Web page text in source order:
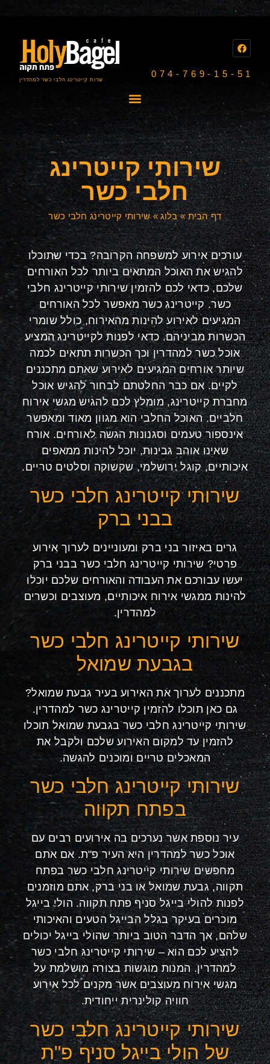
074-769-15-51
שרות קייטרינג חלבי כשר למהדרין
שירותי קייטרינג
חלבי כשר
דף הבית»בלוג»שירותי קייטרינג חלבי כשר
עורכים אירוע למשפחה הקרובה? בכדי שתוכלו
להגיש את האוכל המתאים ביותר לכל האורחים
שלכם, כדאי לכם להזמין שירותי קייטרינג חלבי
כשר. קייטרינג כשר מאפשר לכל האורחים
המגיעים לאירוע להינות מהאירוח, כולל שומרי
הכשרות מביניהם. כדאי לפנות לקייטרינג המציע
אוכל כשר למהדרין וכך הכשרות תתאים לכמה
שיותר אורחים המגיעים לאירוע שאתם מתכננים
לקיים. אם כבר החלטתם לבחור להגיש אוכל
מחברת קייטרינג, מומלץ לכם להגיש מגשי אירוח
חלביים. האוכל החלבי הוא מגוון מאוד ומאפשר
אינספור טעמים וסגנונות הגשה לאורחים. אורח
שאינו אוהב גבינות, יוכל להינות ממאפים
איכותיים, קוגל ירושלמי, שקשוקה וסלטים טריים.
שירותי קייטרינג חלבי כשר
בבני ברק
גרים באיזור בני ברק ומעוניינים לערוך אירוע
פרטי? שירותי קייטרינג חלבי כשר בבני ברק
יעשו עבורכם את העבודה והאורחים שלכם יוכלו
להינות ממגשי אירוח איכותיים, מעוצבים וכשרים
למהדרין.
שירותי קייטרינג חלבי כשר
בגבעת שמואל
מתכננים לערוך את האירוע בעיר גבעת שמואל?
גם כאן תוכלו להזמין קייטרינג כשר למהדרין.
שירותי קייטרינג חלבי כשר בגבעת שמואל תוכלו
להזמין עד למקום האירוע שלכם ולקבל את
המאכלים טריים ומוכנים להגשה.
שירותי קייטרינג חלבי כשר
בפתח תקווה
עיר נוספת אשר נערכים בה אירועים רבים עם
אוכל כשר למהדרין היא העיר פ"ת. אם אתם
מחפשים שירותי קייטרינג חלבי כשר בפתח
תקווה, גבעת שמואל או בני ברק, אתם מוזמנים
לפנות להולי בייגל סניף פתח תקווה. הולי בייגל
מוכרים בעיקר בגלל הבייגל הטעים והאיכותי
שלהם, אך הדבר הטוב ביותר שהולי בייגל יכולים
להציע לכם הוא – שירותי קייטרינג חלבי כשר
למהדרין. המנות מוגשות בצורה מושלמת על
מגשי אירוח מעוצבים אשר מקנים לכל אירוע
חוויה קולינרית ייחודית.
שירותי קייטרינג חלבי כשר
של הולי בייגל סניף פ"ת